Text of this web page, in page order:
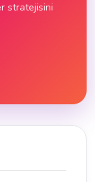
stratejisini